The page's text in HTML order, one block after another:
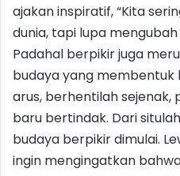
ajakan inspiratif, “Kita
dunia, tapi lupa
Padahal berpikir juga
budaya yang membentuk
arus, berhentilah sejenak,
baru bertindak. Dari
budaya berpikir dimulai.
ingin mengingatkan